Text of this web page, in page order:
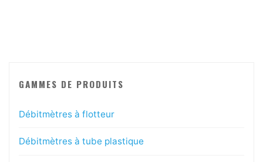
GAMMES DE PRODUITS
Débitmètres à flotteur
Débitmètres à tube plastique